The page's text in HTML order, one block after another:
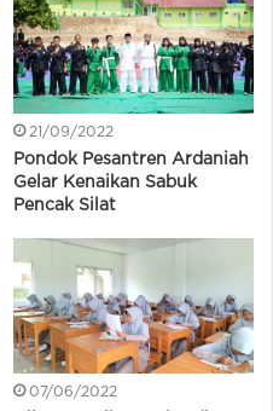
21/09/2022
Pondok Pesantren Ardaniah
Gelar Kenaikan Sabuk
Pencak Silat
07/06/2022